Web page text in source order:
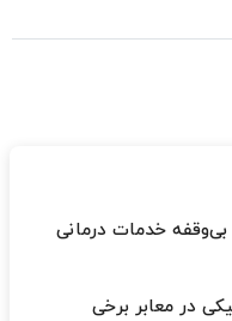
بی‌وقفه خدمات درمانی
در معابر برخی